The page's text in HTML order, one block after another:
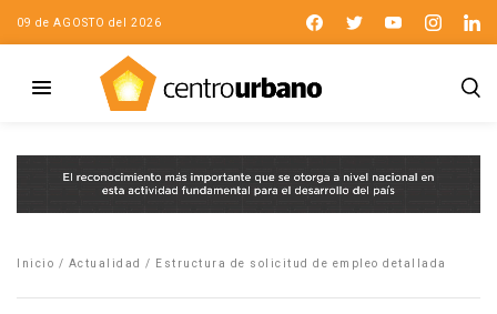
09 de AGOSTO del 2026
Inicio / Actualidad / Estructura de solicitud de empleo detallada